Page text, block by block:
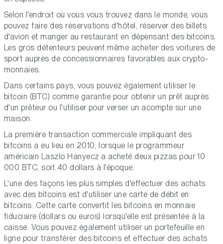
Selon l'endroit où vous vous trouvez dans le monde, vous
pouvez faire des réservations d'hôtel, réserver des billets
d'avion et manger au restaurant en dépensant des bitcoins.
Les gros détenteurs peuvent même acheter des voitures de
sport auprès de concessionnaires favorables aux crypto-
monnaies.
Dans certains pays, vous pouvez également utiliser le
bitcoin (BTC) comme garantie pour obtenir un prêt auprès
d'un prêteur ou l'utiliser pour verser un acompte sur une
maison.
La première transaction commerciale impliquant des
bitcoins a eu lieu en 2010, lorsque le programmeur
américain Laszlo Hanyecz a acheté deux pizzas pour 10
000 BTC, soit 40 dollars à l'époque.
L'une des façons les plus simples d'effectuer des achats
avec des bitcoins est d'utiliser une carte de débit en
bitcoins. Cette carte convertit les bitcoins en monnaie
fiduciaire (dollars ou euros) lorsqu'elle est présentée à la
caisse. Vous pouvez également utiliser un portefeuille en
ligne pour transférer des bitcoins et effectuer des achats